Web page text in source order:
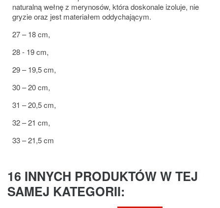
naturalną wełnę z merynosów, która doskonale izoluje, nie
gryzie oraz jest materiałem oddychającym.
27 – 18 cm,
28 - 19 cm,
29 – 19,5 cm,
30 – 20 cm,
31 – 20,5 cm,
32 – 21 cm,
33 – 21,5 cm
16 INNYCH PRODUKTÓW W TEJ
SAMEJ KATEGORII: